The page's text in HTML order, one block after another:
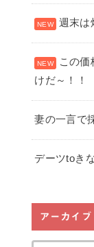
週末は
この価
けだ～！！
妻の一言で
デーツtoき
アーカイブ